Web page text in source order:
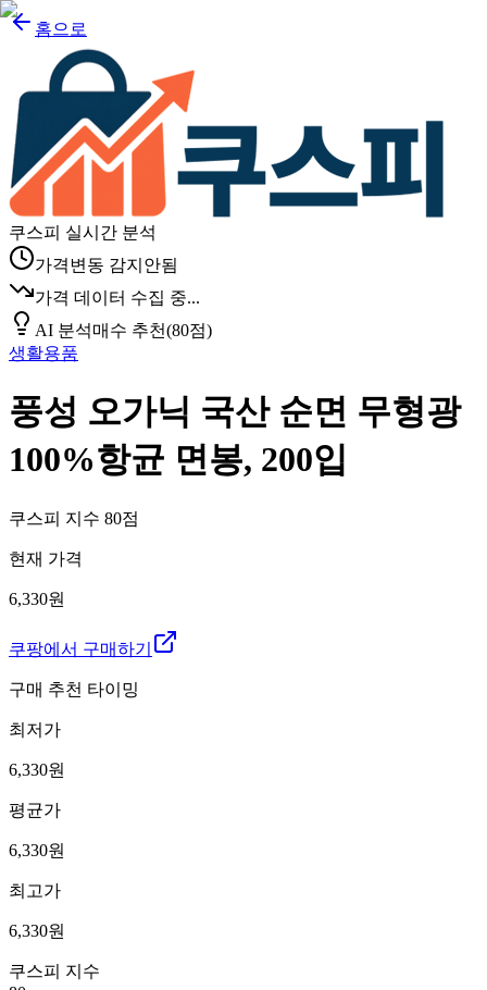
홈으로
쿠스피 실시간 분석
가격변동 감지안됨
가격 데이터 수집 중...
AI 분석매수 추천(80점)
생활용품
풍성 오가닉 국산 순면 무형광
100%항균 면봉, 200입
쿠스피 지수 80점
현재 가격
6,330원
쿠팡에서 구매하기
구매 추천 타이밍
최저가
6,330원
평균가
6,330원
최고가
6,330원
쿠스피 지수